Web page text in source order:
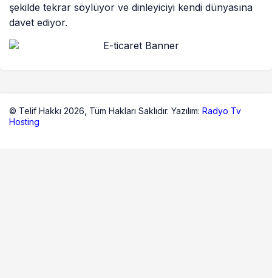
şekilde tekrar söylüyor ve dinleyiciyi kendi dünyasına
davet ediyor.
© Telif Hakkı 2026, Tüm Hakları Saklıdır. Yazılım: Radyo Tv
Hosting